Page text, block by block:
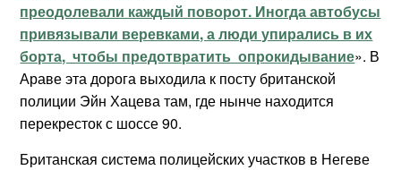
преодолевали каждый поворот. Иногда автобусы
привязывали веревками, а люди упирались в их
борта, чтобы предотвратить опрокидывание». В
Араве эта дорога выходила к посту британской
полиции Эйн Хацева там, где нынче находится
перекресток с шоссе 90.
Британская система полицейских участков в Негеве